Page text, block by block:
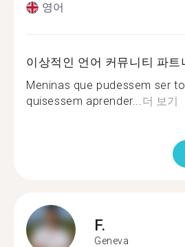
영어
이상적인 언어 커뮤니티 파트
Meninas que pudessem ser
quisessem aprender...더 보기
F.
Geneva